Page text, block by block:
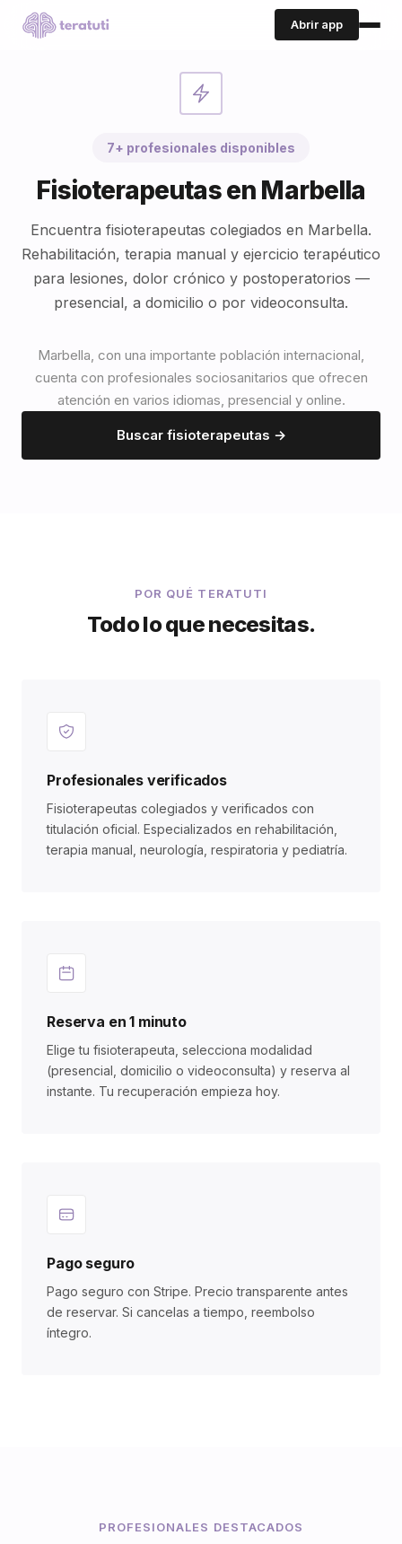
Abrir app
7+ profesionales disponibles
Fisioterapeutas en Marbella
Encuentra fisioterapeutas colegiados en Marbella.
Rehabilitación, terapia manual y ejercicio terapéutico
para lesiones, dolor crónico y postoperatorios —
presencial, a domicilio o por videoconsulta.
Marbella, con una importante población internacional,
cuenta con profesionales sociosanitarios que ofrecen
atención en varios idiomas, presencial y online.
Buscar fisioterapeutas →
POR QUÉ TERATUTI
Todo lo que necesitas.
Profesionales verificados
Fisioterapeutas colegiados y verificados con
titulación oficial. Especializados en rehabilitación,
terapia manual, neurología, respiratoria y pediatría.
Reserva en 1 minuto
Elige tu fisioterapeuta, selecciona modalidad
(presencial, domicilio o videoconsulta) y reserva al
instante. Tu recuperación empieza hoy.
Pago seguro
Pago seguro con Stripe. Precio transparente antes
de reservar. Si cancelas a tiempo, reembolso
íntegro.
PROFESIONALES DESTACADOS